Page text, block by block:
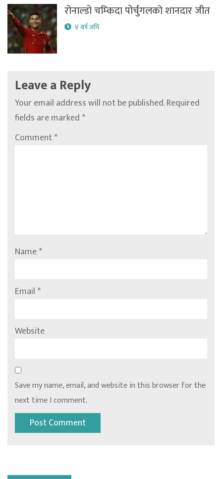
रोनाल्डो चम्किदा पोर्चुगलको शानदार जीत
४ बर्ष अघि
Leave a Reply
Your email address will not be published.Required
fields are marked*
Comment*
Name*
Email*
Website
Save my name, email, and website in this browser for the
next time I comment.